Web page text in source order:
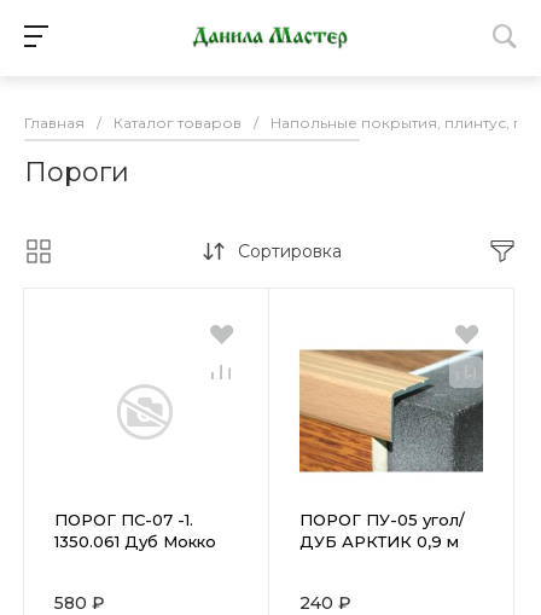
Главная / Каталог товаров / Напольные покрытия, плинтус,
Пороги
Сортировка
ПОРОГ ПС-07 -1.
1350.061 Дуб Мокко
580 ₽
ПОРОГ ПУ-05 угол/
ДУБ АРКТИК 0,9 м
240 ₽